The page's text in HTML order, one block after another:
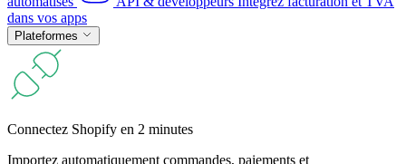
dans vos apps
Plateformes
Connectez Shopify en 2 minutes
Importez automatiquement commandes, paiements et